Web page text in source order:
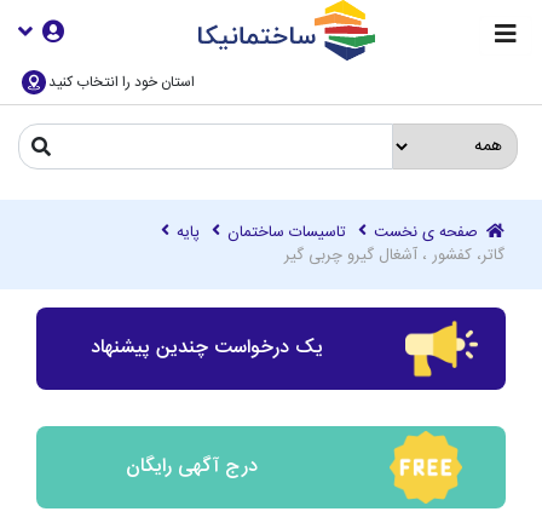
استان خود را انتخاب کنید
صفحه ی نخست تاسیسات ساختمان
پایه
گاتر، کفشور ، آشغال گیرو چربی گیر
یک درخواست چندین پیشنهاد
درج آگهی رایگان